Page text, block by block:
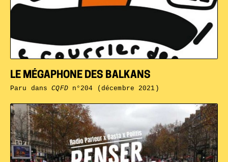
LE MÉGAPHONE DES BALKANS
Paru dansCQFDn°204 (décembre 2021)